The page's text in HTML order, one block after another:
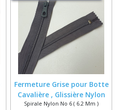
Fermeture Grise pour Botte
Cavalière , Glissière Nylon
Numéro 7 sur Mesure maxi
Spirale Nylon No 6 ( 6.2 Mm )